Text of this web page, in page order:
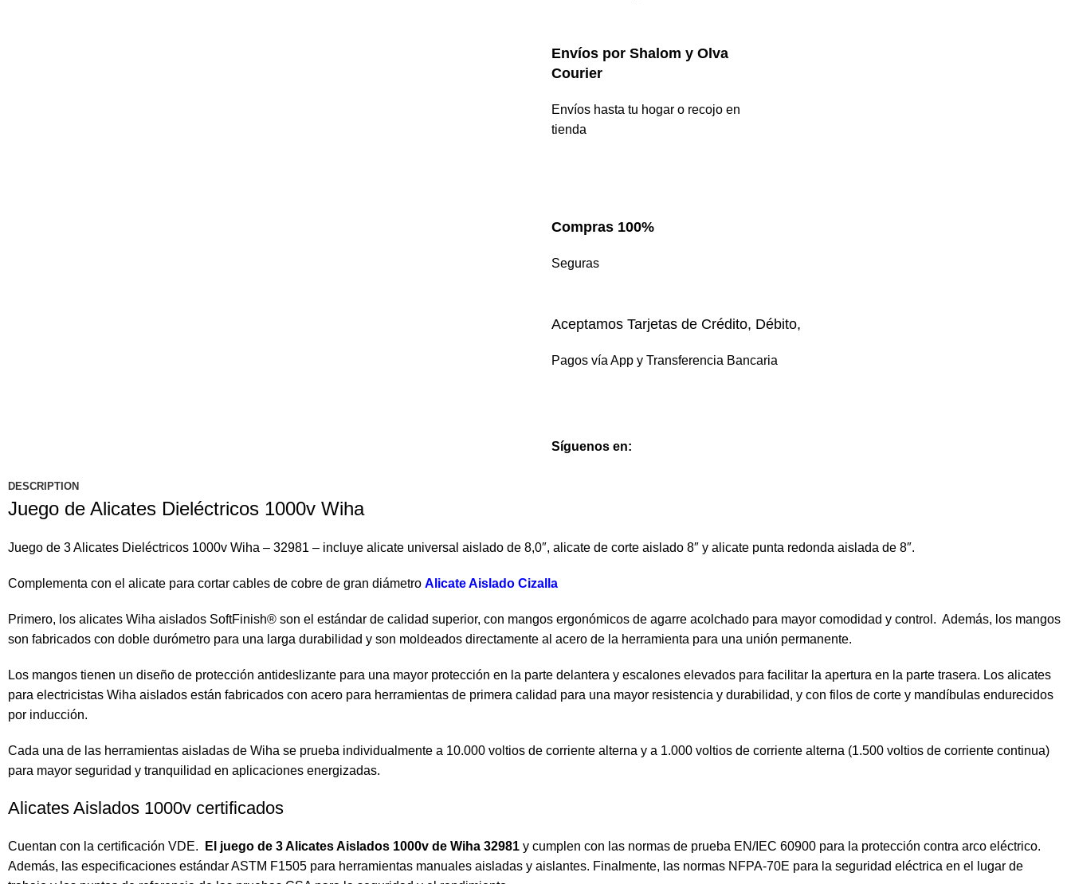
Envíos por Shalom y Olva
Courier
Envíos hasta tu hogar o recojo en
tienda
Compras 100%
Seguras
Aceptamos Tarjetas de Crédito, Débito,
Pagos vía App y Transferencia Bancaria
Síguenos en:
DESCRIPTION
Juego de Alicates Dieléctricos 1000v Wiha
Juego de 3 Alicates Dieléctricos 1000v Wiha – 32981 – incluye alicate universal aislado de 8,0″, alicate de corte aislado 8″ y alicate punta redonda aislada de 8″.
Complementa con el alicate para cortar cables de cobre de gran diámetroAlicate Aislado Cizalla
Primero, los alicates Wiha aislados SoftFinish® son el estándar de calidad superior, con mangos ergonómicos de agarre acolchado para mayor comodidad y control. Además, los mangos
son fabricados con doble durómetro para una larga durabilidad y son moldeados directamente al acero de la herramienta para una unión permanente.
Los mangos tienen un diseño de protección antideslizante para una mayor protección en la parte delantera y escalones elevados para facilitar la apertura en la parte trasera. Los alicates
para electricistas Wiha aislados están fabricados con acero para herramientas de primera calidad para una mayor resistencia y durabilidad, y con filos de corte y mandíbulas endurecidos
por inducción.
Cada una de las herramientas aisladas de Wiha se prueba individualmente a 10.000 voltios de corriente alterna y a 1.000 voltios de corriente alterna (1.500 voltios de corriente continua)
para mayor seguridad y tranquilidad en aplicaciones energizadas.
Alicates Aislados 1000v certificados
Cuentan con la certificación VDE. El juego de 3 Alicates Aislados 1000v de Wiha 32981y cumplen con las normas de prueba EN/IEC 60900 para la protección contra arco eléctrico.
Además, las especificaciones estándar ASTM F1505 para herramientas manuales aisladas y aislantes. Finalmente, las normas NFPA-70E para la seguridad eléctrica en el lugar de